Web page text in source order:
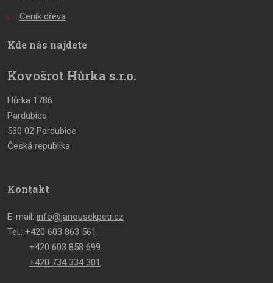
Ceník dřeva
Kde nás najdete
Kovošrot Hůrka s.r.o.
Hůrka 1786
Pardubice
530 02 Pardubice
Česká republika
Kontakt
E-mail: info@janousekpetr.cz
Tel.: +420 603 863 561
+420 603 858 699
+420 734 334 301